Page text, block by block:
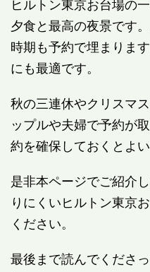
ヒルトン東京お台場の
夕食と最高の夜景です
時期も予約で埋まりま
にも最適です。
秋の三連休やクリスマ
ップルや夫婦で予約が
約を確保しておくとよい
是非本ページでご紹介
りにくいヒルトン東京
ください。
最後まで読んでくださ